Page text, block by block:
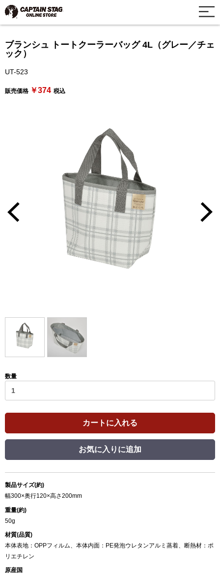
ブランシュ トートクーラーバッグ 4L（グレー／チェ
ック）
UT-523
販売価格 ￥374 税込
数量
カートに入れる
お気に入りに追加
製品サイズ(約)
幅300×奥行120×高さ200mm
重量(約)
50g
材質(品質)
本体表地：OPPフィルム、本体内面：PE発泡ウレタンアルミ蒸着、断熱材：ポ
リエチレン
原産国